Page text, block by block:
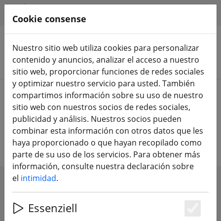
Buscar productos
Home Hélice Hélice del avión
Hélices para aviones y alas de
vuelo
Cookie consense
Nuestro sitio web utiliza cookies para personalizar
contenido y anuncios, analizar el acceso a nuestro
sitio web, proporcionar funciones de redes sociales
y optimizar nuestro servicio para usted. También
compartimos información sobre su uso de nuestro
sitio web con nuestros socios de redes sociales,
publicidad y análisis. Nuestros socios pueden
combinar esta información con otros datos que les
haya proporcionado o que hayan recopilado como
parte de su uso de los servicios. Para obtener más
información, consulte nuestra declaración sobre
el intimidad.
Essenziell